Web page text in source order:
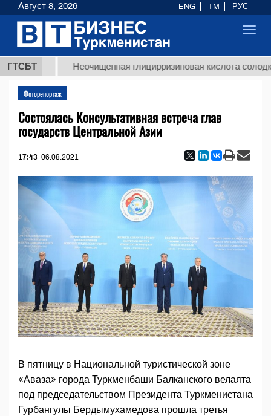
ГТСБТ Неочищенная глицирризиновая кислота солодкового
Фоторепортаж
Состоялась Консультативная встреча глав
государств Центральной Азии
17:43 06.08.2021
В пятницу в Национальной туристической зоне
«Аваза» города Туркменбаши Балканского велаята
под председательством Президента Туркменистана
Гурбангулы Бердымухамедова прошла третья
Август 8, 2026 ENG TM РУС